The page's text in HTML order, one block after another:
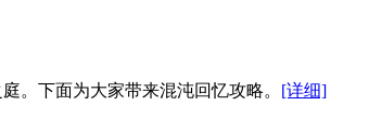
。下面为大家带来混沌回忆攻略。 [详细]